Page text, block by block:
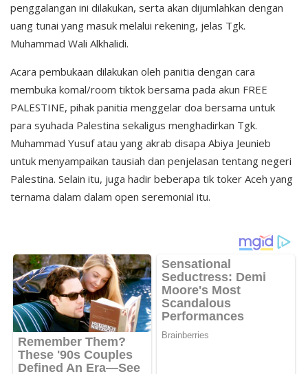
penggalangan ini dilakukan, serta akan dijumlahkan dengan
uang tunai yang masuk melalui rekening, jelas Tgk.
Muhammad Wali Alkhalidi.
Acara pembukaan dilakukan oleh panitia dengan cara
membuka komal/room tiktok bersama pada akun FREE
PALESTINE, pihak panitia menggelar doa bersama untuk
para syuhada Palestina sekaligus menghadirkan Tgk.
Muhammad Yusuf atau yang akrab disapa Abiya Jeunieb
untuk menyampaikan tausiah dan penjelasan tentang negeri
Palestina. Selain itu, juga hadir beberapa tik toker Aceh yang
ternama dalam dalam open seremonial itu.